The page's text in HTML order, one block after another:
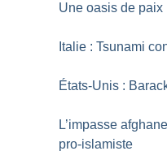
Une oasis de paix
Italie : Tsunami
États-Unis :
L’impasse
pro-islamiste